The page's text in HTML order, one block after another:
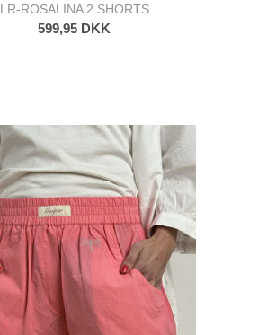
LR-ROSALINA 2 SHORTS
599,95 DKK